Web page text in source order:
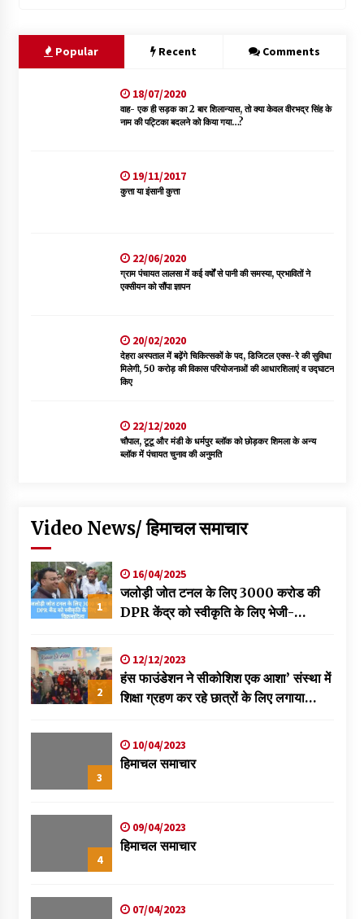
Popular Recent Comments
18/07/2020
वाह- एक ही सड़क का 2 बार शिलान्यास, तो क्या केवल वीरभद्र सिंह के
नाम की पट्टिका बदलने को किया गया…?
19/11/2017
कुत्ता या इंसानी कुत्ता
22/06/2020
ग्राम पंचायत लालसा में कई वर्षों से पानी की समस्या, प्रभावितों ने
एक्सीयन को सौंपा ज्ञापन
20/02/2020
देहरा अस्पताल में बढ़ेंगे चिकित्सकों के पद, डिजिटल एक्स-रे की सुविधा
मिलेगी, 50 करोड़ की विकास परियोजनाओं की आधारशिलाएं व उद्घाटन
किए
22/12/2020
चौपाल, टूटू और मंडी के धर्मपुर ब्लॉक को छोड़कर शिमला के अन्य
ब्लॉक में पंचायत चुनाव की अनुमति
Video News/ हिमाचल समाचार
1
16/04/2025
जलोड़ी जोत टनल के लिए 3000 करोड की
DPR केंद्र को स्वीकृति के लिए भेजी-
2
12/12/2023
हंस फाउंडेशन ने सीकोशिश एक आशा’ संस्था में
शिक्षा ग्रहण कर रहे छात्रों के लिए लगाया
3
10/04/2023
हिमाचल समाचार
4
09/04/2023
हिमाचल समाचार
07/04/2023